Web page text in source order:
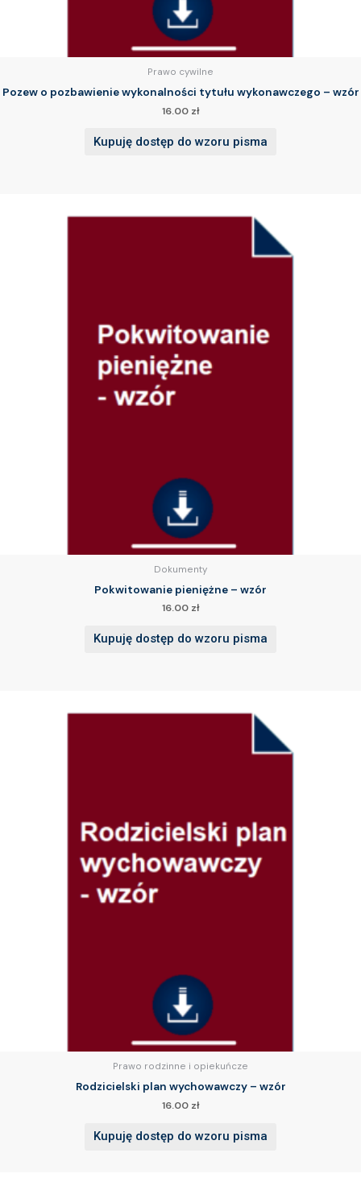
Prawo cywilne
Pozew o pozbawienie wykonalności tytułu wykonawczego – wzór
16.00 zł
Kupuję dostęp do wzoru pisma
Dokumenty
Pokwitowanie pieniężne – wzór
16.00 zł
Kupuję dostęp do wzoru pisma
Prawo rodzinne i opiekuńcze
Rodzicielski plan wychowawczy – wzór
16.00 zł
Kupuję dostęp do wzoru pisma